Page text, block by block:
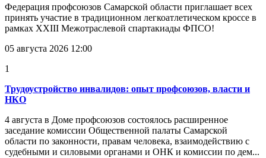
Федерация профсоюзов Самарской области приглашает всех
принять участие в традиционном легкоатлетическом кроссе в
рамках XXIII Межотраслевой спартакиады ФПСО!
05 августа 2026 12:00
1
Трудоустройство инвалидов: опыт профсоюзов, власти и
НКО
4 августа в Доме профсоюзов состоялось расширенное
заседание комиссии Общественной палаты Самарской
области по законности, правам человека, взаимодействию с
судебными и силовыми органами и ОНК и комиссии по дем...